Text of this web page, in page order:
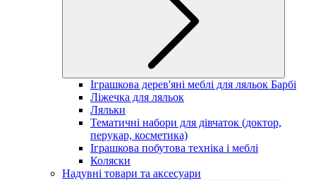
Іграшкова дерев'яні меблі для ляльок Барбі
Ліжечка для ляльок
Ляльки
Тематичні набори для дівчаток (доктор,
перукар, косметика)
Іграшкова побутова техніка і меблі
Коляски
Надувні товари та аксесуари